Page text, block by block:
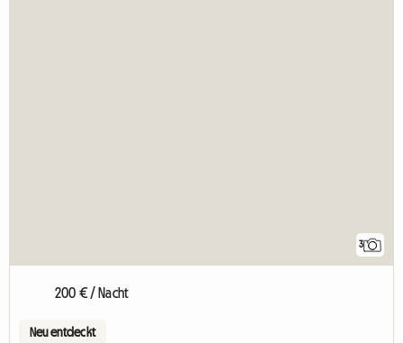
3
200 € / Nacht
Neu entdeckt